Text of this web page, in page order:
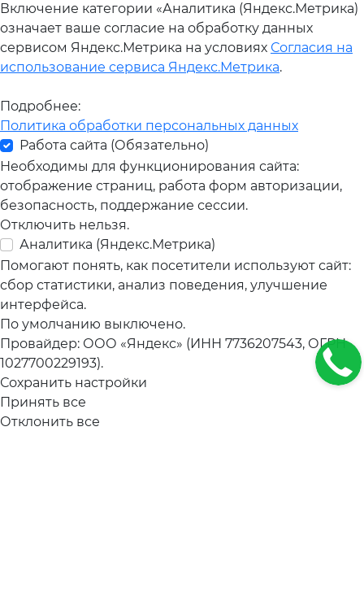
Включение категории «Аналитика (Яндекс.Метрика)
означает ваше согласие на обработку данных
сервисом Яндекс.Метрика на условиях Согласия на
использование сервиса Яндекс.Метрика.
Подробнее:
Политика обработки персональных данных
Работа сайта (Обязательно)
Необходимы для функционирования сайта:
отображение страниц, работа форм авторизации,
безопасность, поддержание сессии.
Отключить нельзя.
Аналитика (Яндекс.Метрика)
Помогают понять, как посетители используют сайт:
сбор статистики, анализ поведения, улучшение
интерфейса.
По умолчанию выключено.
Провайдер: ООО «Яндекс» (ИНН 7736207543, ОГРН
1027700229193).
Сохранить настройки
Принять все
Отклонить все